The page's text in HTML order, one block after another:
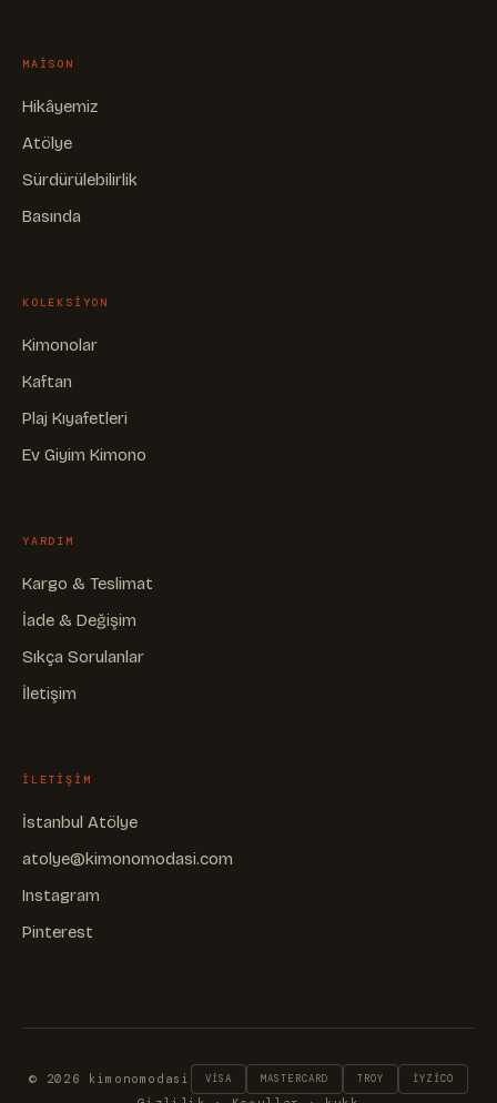
MAISON
Hikâyemiz
Atölye
Sürdürülebilirlik
Basında
KOLEKSIYON
Kimonolar
Kaftan
Plaj Kıyafetleri
Ev Giyim Kimono
YARDIM
Kargo & Teslimat
İade & Değişim
Sıkça Sorulanlar
İletişim
ILETIŞIM
İstanbul Atölye
atolye@kimonomodasi.com
Instagram
Pinterest
© 2026 kimonomodasi VISA MASTERCARD TROY IYZICO